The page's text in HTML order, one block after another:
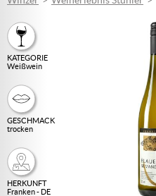
KATEGORIE
Weißwein
GESCHMACK
trocken
HERKUNFT
Franken - DE